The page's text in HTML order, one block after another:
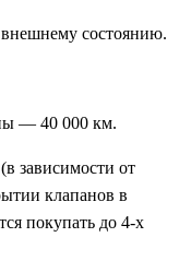
состоянию.
— 40 000 км.
зависимости от
клапанов в
покупать до 4-х